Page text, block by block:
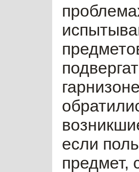
если
предмет,